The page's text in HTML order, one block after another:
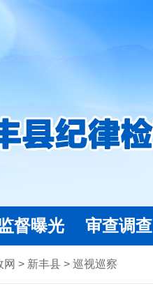
督曝光 审查调查
网 > 新丰县 > 巡视巡察